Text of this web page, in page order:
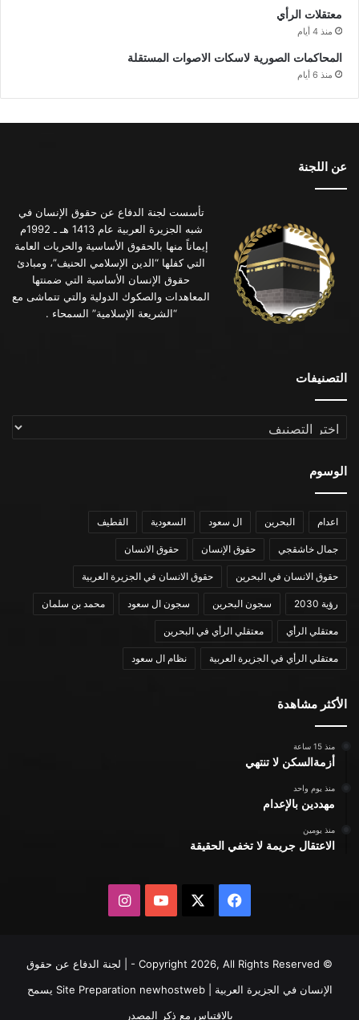
معتقلات الرأي
منذ 4 أيام
المحاكمات الصورية لاسكات الاصوات المستقلة
منذ 6 أيام
عن اللجنة
تأسست لجنة الدفاع عن حقوق الإنسان في
شبه الجزيرة العربية عام 1413 هـ ـ 1992م
إيماناً منها بالحقوق الأساسية والحريات العامة
التي كفلها “الدين الإسلامي الحنيف”، ومبادئ
حقوق الإنسان الأساسية التي ضمنتها
المعاهدات والصكوك الدولية والتي تتماشى مع
“الشريعة الإسلامية” السمحاء .
التصنيفات
التصنيفات
الوسوم
اعدام البحرين ال سعود السعودية القطيف
جمال خاشقجي حقوق الإنسان حقوق الانسان
حقوق الانسان في البحرين حقوق الانسان في الجزيرة العربية
رؤية 2030 سجون البحرين سجون ال سعود محمد بن سلمان
معتقلي الرأي معتقلي الرأي في البحرين
معتقلي الرأي في الجزيرة العربية نظام ال سعود
الأكثر مشاهدة
منذ 15 ساعة
أزمةالسكن لا تنتهي
منذ يوم واحد
مهددين بالإعدام
منذ يومين
الاعتقال جريمة لا تخفي الحقيقة
فيسبوك يوتيوبانستقرام
© Copyright 2026, All Rights Reserved - | لجنة الدفاع عن حقوق
الإنسان في الجزيرة العربية | Site Preparationnewhostweb
يسمح
بالاقتباس مع ذكر المصدر